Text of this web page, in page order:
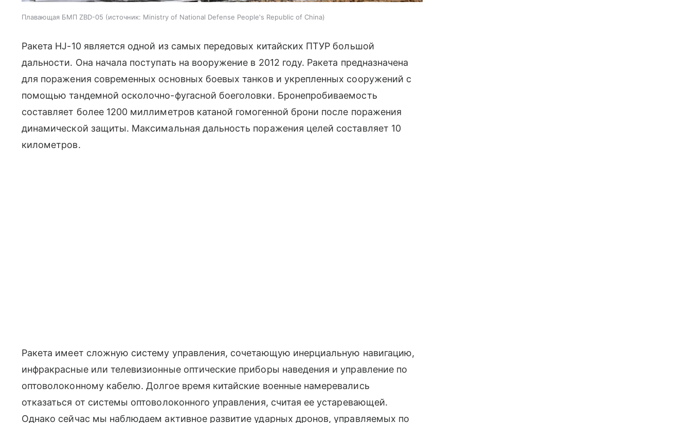
Плавающая БМП ZBD-05 источник: Ministry of National Defense People's Republic of China
Ракета HJ-10 является одной из самых передовых китайских ПТУР большой
дальности. Она начала поступать на вооружение в 2012 году. Ракета предназначена
для поражения современных основных боевых танков и укрепленных сооружений с
помощью тандемной осколочно-фугасной боеголовки. Бронепробиваемость
составляет более 1200 миллиметров катаной гомогенной брони после поражения
динамической защиты. Максимальная дальность поражения целей составляет 10
километров.
Ракета имеет сложную систему управления, сочетающую инерциальную навигацию,
инфракрасные или телевизионные оптические приборы наведения и управление по
оптоволоконному кабелю. Долгое время китайские военные намеревались
отказаться от системы оптоволоконного управления, считая ее устаревающей.
Однако сейчас мы наблюдаем активное развитие ударных дронов, управляемых по